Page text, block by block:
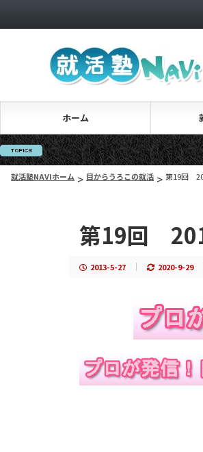
ホーム
就活塾NAVIホーム > 目からうろこの就活 > 第19回
第19回
2013-5-27 2020-9-29